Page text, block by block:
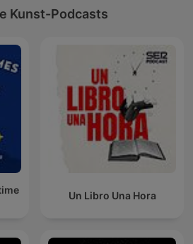
Kunst-Podcasts
Un Libro Una Hora